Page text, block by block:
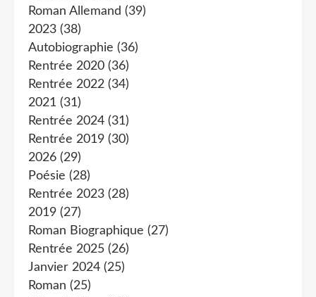
Roman Allemand (39)
2023 (38)
Autobiographie (36)
Rentrée 2020 (36)
Rentrée 2022 (34)
2021 (31)
Rentrée 2024 (31)
Rentrée 2019 (30)
2026 (29)
Poésie (28)
Rentrée 2023 (28)
2019 (27)
Roman Biographique (27)
Rentrée 2025 (26)
Janvier 2024 (25)
Roman (25)